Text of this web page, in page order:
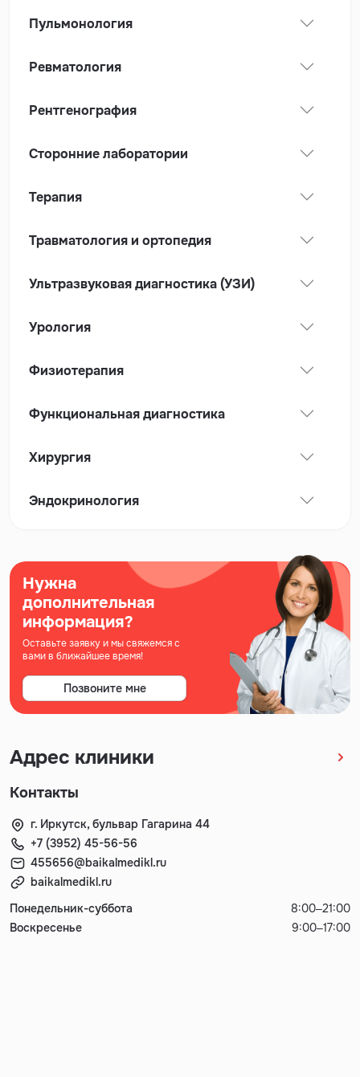
Пульмонология
Ревматология
Рентгенография
Сторонние лаборатории
Терапия
Травматология и ортопедия
Ультразвуковая диагностика (УЗИ)
Урология
Физиотерапия
Функциональная диагностика
Хирургия
Эндокринология
Нужна
дополнительная
информация?
Оставьте заявку и мы свяжемся с
вами в ближайшее время!
Позвоните мне
Адрес клиники
Контакты
г. Иркутск, бульвар Гагарина 44
+7 (3952) 45-56-56
455656@baikalmedikl.ru
baikalmedikl.ru
Понедельник-суббота
8:00–21:00
Воскресенье
9:00–17:00